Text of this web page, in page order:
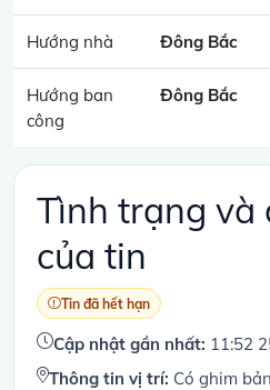
Hướng nhà Đông Bắc
Hướng ban
công
Đông Bắc
Tình trạng và
của tin
Tin đã hết hạn
Cập nhật gần nhất: 11:52
Thông tin vị trí: Có ghim